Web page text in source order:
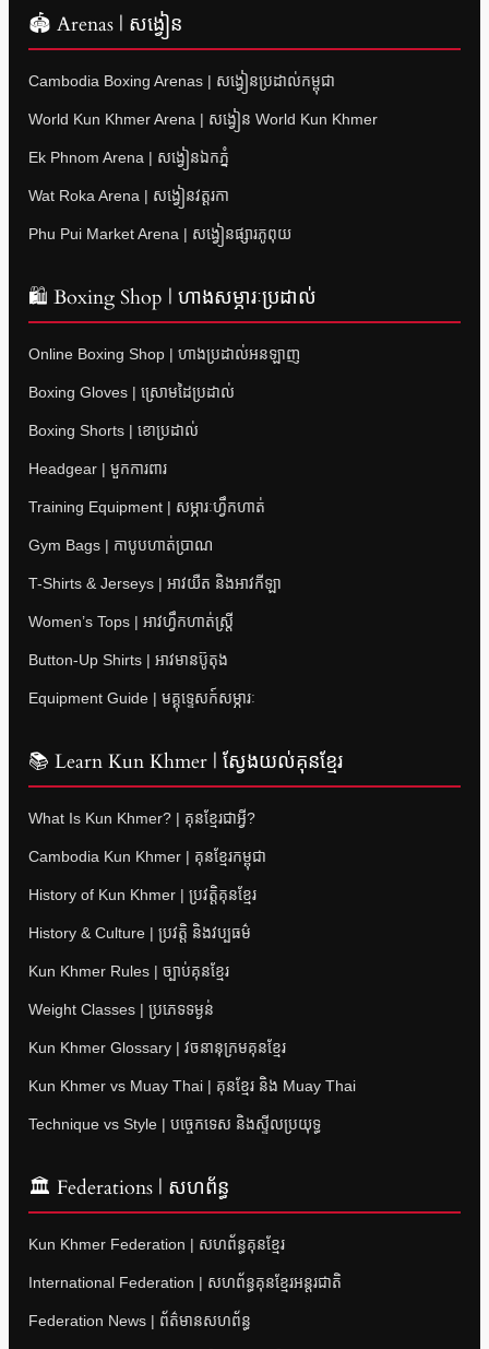
🏟 Arenas | សង្វៀន
Cambodia Boxing Arenas | សង្វៀនប្រដាល់កម្ពុជា
World Kun Khmer Arena | សង្វៀន World Kun Khmer
Ek Phnom Arena | សង្វៀនឯកភ្នំ
Wat Roka Arena | សង្វៀនវត្តរកា
Phu Pui Market Arena | សង្វៀនផ្សារភូពុយ
🛍 Boxing Shop | ហាងសម្ភារៈប្រដាល់
Online Boxing Shop | ហាងប្រដាល់អនឡាញ
Boxing Gloves | ស្រោមដៃប្រដាល់
Boxing Shorts | ខោប្រដាល់
Headgear | មួកការពារ
Training Equipment | សម្ភារៈហ្វឹកហាត់
Gym Bags | កាបូបហាត់ប្រាណ
T-Shirts & Jerseys | អាវយឺត និងអាវកីឡា
Women’s Tops | អាវហ្វឹកហាត់ស្ត្រី
Button-Up Shirts | អាវមានប៊ូតុង
Equipment Guide | មគ្គុទ្ទេសក៍សម្ភារៈ
📚 Learn Kun Khmer | ស្វែងយល់គុនខ្មែរ
What Is Kun Khmer? | គុនខ្មែរជាអ្វី?
Cambodia Kun Khmer | គុនខ្មែរកម្ពុជា
History of Kun Khmer | ប្រវត្តិគុនខ្មែរ
History & Culture | ប្រវត្តិ និងវប្បធម៌
Kun Khmer Rules | ច្បាប់គុនខ្មែរ
Weight Classes | ប្រភេទទម្ងន់
Kun Khmer Glossary | វចនានុក្រមគុនខ្មែរ
Kun Khmer vs Muay Thai | គុនខ្មែរ និង Muay Thai
Technique vs Style | បច្ចេកទេស និងស្ទីលប្រយុទ្ធ
🏛 Federations | សហព័ន្ធ
Kun Khmer Federation | សហព័ន្ធគុនខ្មែរ
International Federation | សហព័ន្ធគុនខ្មែរអន្តរជាតិ
Federation News | ព័ត៌មានសហព័ន្ធ